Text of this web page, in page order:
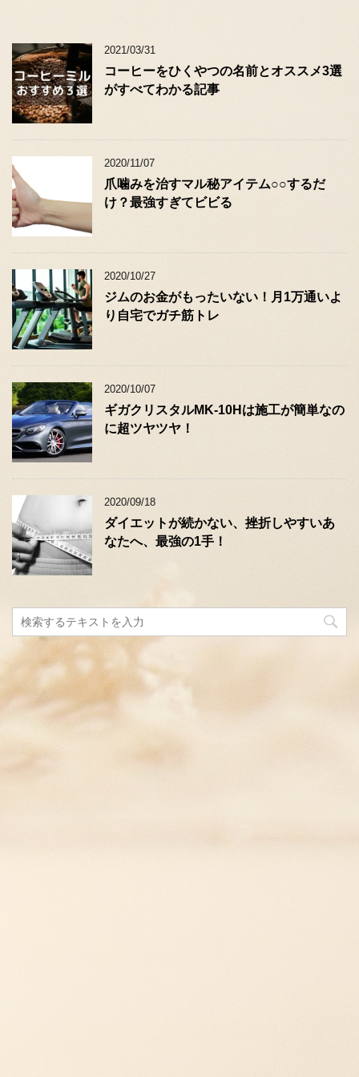
2021/03/31
コーヒーをひくやつの名前とオススメ3選
がすべてわかる記事
2020/11/07
爪噛みを治すマル秘アイテム○○するだ
け？最強すぎてビビる
2020/10/27
ジムのお金がもったいない！月1万通いよ
り自宅でガチ筋トレ
2020/10/07
ギガクリスタルMK-10Hは施工が簡単なの
に超ツヤツヤ！
2020/09/18
ダイエットが続かない、挫折しやすいあ
なたへ、最強の1手！